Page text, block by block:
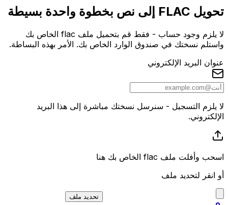
تحويل FLAC إلى نص بخطوة واحدة بسيطة
لا يلزم وجود حساب - فقط قم بتحميل ملف flac الخاص بك
واستلم نسختك في صندوق الوارد الخاص بك. الأمر بهذه البساطة.
عنوان البريد الإلكتروني
لا يلزم التسجيل - سنرسل نسختك مباشرة إلى هذا البريد
الإلكتروني.
اسحب وأفلت ملف flac الخاص بك هنا
أو انقر لتحديد ملف
تحديد ملف